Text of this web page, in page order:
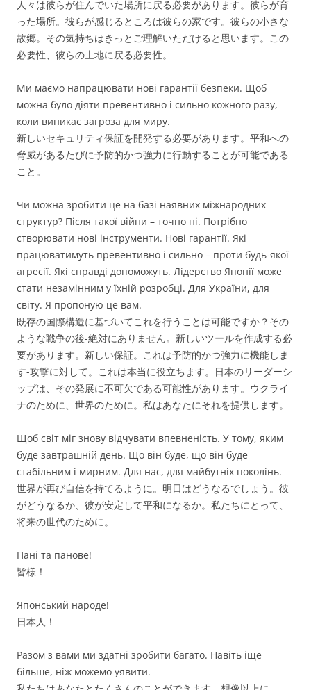
人々は彼らが住んでいた場所に戻る必要があります。彼らが育
った場所。彼らが感じるところは彼らの家です。彼らの小さな
故郷。その気持ちはきっとご理解いただけると思います。この
必要性、彼らの土地に戻る必要性。
Ми маємо напрацювати нові гарантії безпеки. Щоб
можна було діяти превентивно і сильно кожного разу,
коли виникає загроза для миру.
新しいセキュリティ保証を開発する必要があります。平和への
脅威があるたびに予防的かつ強力に行動することが可能である
こと。
Чи можна зробити це на базі наявних міжнародних
структур? Після такої війни – точно ні. Потрібно
створювати нові інструменти. Нові гарантії. Які
працюватимуть превентивно і сильно – проти будь-якої
агресії. Які справді допоможуть. Лідерство Японії може
стати незамінним у їхній розробці. Для України, для
світу. Я пропоную це вам.
既存の国際構造に基づいてこれを行うことは可能ですか？その
ような戦争の後-絶対にありません。新しいツールを作成する必
要があります。新しい保証。これは予防的かつ強力に機能しま
す-攻撃に対して。これは本当に役立ちます。日本のリーダーシ
ップは、その発展に不可欠である可能性があります。ウクライ
ナのために、世界のために。私はあなたにそれを提供します。
Щоб світ міг знову відчувати впевненість. У тому, яким
буде завтрашній день. Що він буде, що він буде
стабільним і мирним. Для нас, для майбутніх поколінь.
世界が再び自信を持てるように。明日はどうなるでしょう。彼
がどうなるか、彼が安定して平和になるか。私たちにとって、
将来の世代のために。
Пані та панове!
皆様！
Японський народе!
日本人！
Разом з вами ми здатні зробити багато. Навіть іще
більше, ніж можемо уявити.